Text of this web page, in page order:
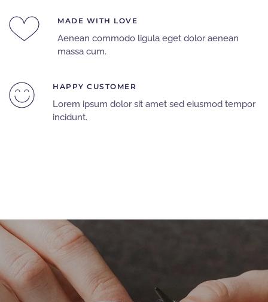
MADE WITH LOVE
Aenean commodo ligula eget dolor aenean
massa cum.
HAPPY CUSTOMER
Lorem ipsum dolor sit amet sed eiusmod tempor
incidunt.